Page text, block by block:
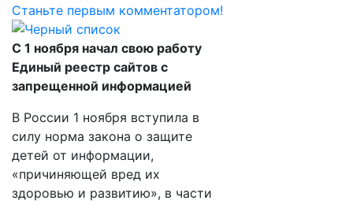
Станьте первым комментатором!
С 1 ноября начал свою работу
Единый реестр сайтов с
запрещенной информацией
В России 1 ноября вступила в
силу норма закона о защите
детей от информации,
«причиняющей вред их
здоровью и развитию», в части